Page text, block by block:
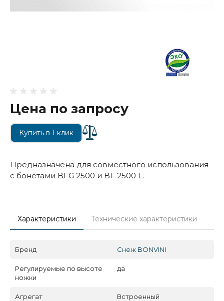
Цена по запросу
Купить в 1 клик
Предназначена для совместного использования
с бонетами BFG 2500 и BF 2500 L.
Характеристики Технические характеристики
Бренд Снеж BONVINI
Регулируемые по высоте
ножки
да
Агрегат Встроенный